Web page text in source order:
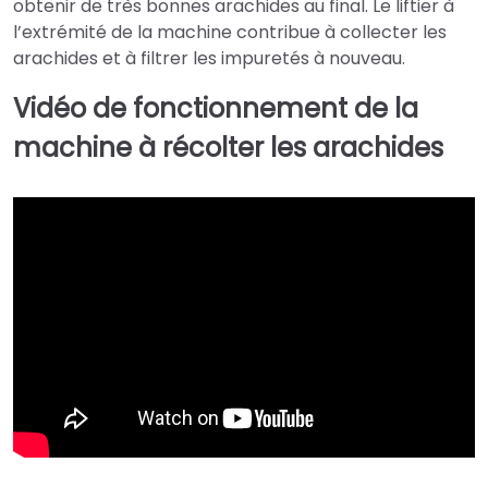
obtenir de très bonnes arachides au final. Le liftier à
l’extrémité de la machine contribue à collecter les
arachides et à filtrer les impuretés à nouveau.
Vidéo de fonctionnement de la
machine à récolter les arachides